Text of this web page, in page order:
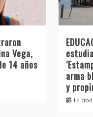
Vega,
14 años
arma
y
14